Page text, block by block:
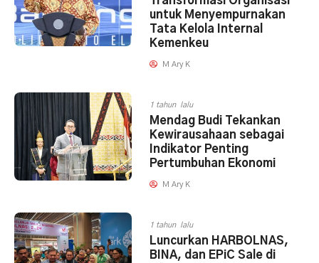
untuk Menyempurnakan
Tata Kelola Internal
Kemenkeu
M Ary K
1 tahun lalu
Mendag Budi Tekankan
Kewirausahaan sebagai
Indikator Penting
Pertumbuhan Ekonomi
M Ary K
1 tahun lalu
Luncurkan HARBOLNAS,
BINA, dan EPiC Sale di